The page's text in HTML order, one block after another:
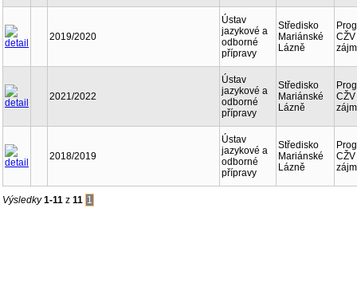
2019/2020
Ústav
jazykové a
odborné
přípravy
Středisko
Mariánské
Lázně
CŽV
2021/2022
Ústav
jazykové a
odborné
přípravy
Středisko
Mariánské
Lázně
CŽV
2018/2019
Ústav
jazykové a
odborné
přípravy
Středisko
Mariánské
Lázně
CŽV
Výsledky1-11 z 11 1